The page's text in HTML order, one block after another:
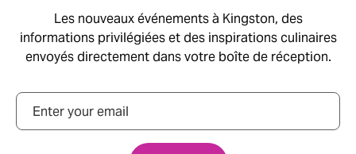
Les nouveaux événements à Kingston, des
informations privilégiées et des inspirations culinaires
envoyés directement dans votre boîte de réception.
Courriel